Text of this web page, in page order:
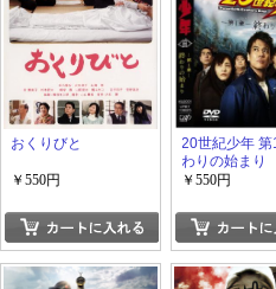
おくりびと
￥550円
20世紀少年
わりの始まり
￥550円